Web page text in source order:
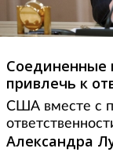
Соединенные
привлечь к
США вместе с
Александра